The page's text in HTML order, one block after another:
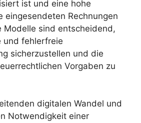
ist und eine hohe
eingesendeten Rechnungen
Modelle sind entscheidend,
und fehlerfreie
sicherzustellen und die
Vorgaben zu
digitalen Wandel und
Notwendigkeit einer